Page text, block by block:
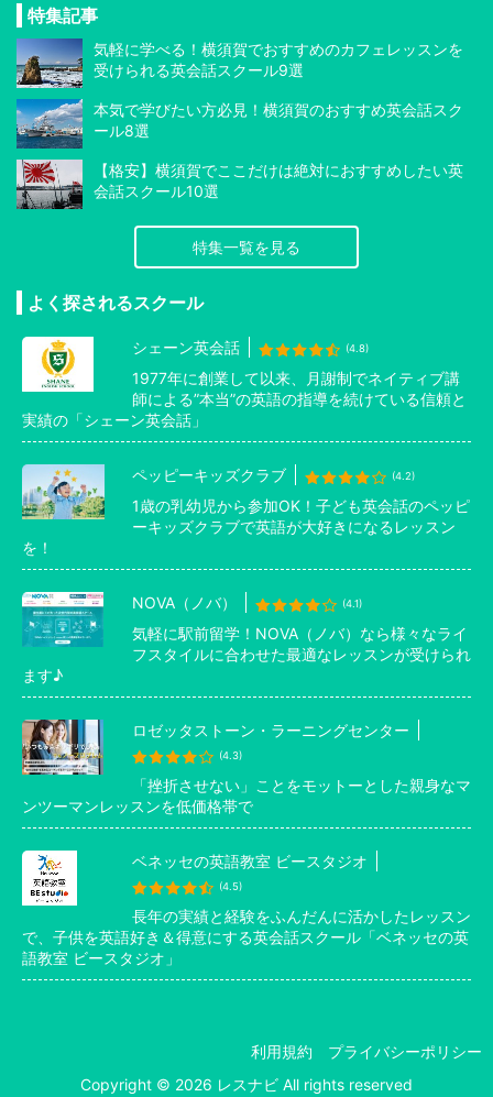
特集記事
気軽に学べる！横須賀でおすすめのカフェレッスンを
受けられる英会話スクール9選
本気で学びたい方必見！横須賀のおすすめ英会話スク
ール8選
【格安】横須賀でここだけは絶対におすすめしたい英
会話スクール10選
特集一覧を見る
よく探されるスクール
シェーン英会話 (4.8)
1977年に創業して以来、月謝制でネイティブ講
師による”本当”の英語の指導を続けている信頼と
実績の「シェーン英会話」
ペッピーキッズクラブ (4.2)
1歳の乳幼児から参加OK！子ども英会話のペッピ
ーキッズクラブで英語が大好きになるレッスン
を！
NOVA（ノバ） (4.1)
気軽に駅前留学！NOVA（ノバ）なら様々なライ
フスタイルに合わせた最適なレッスンが受けられ
ます♪
ロゼッタストーン・ラーニングセンター
(4.3)
「挫折させない」ことをモットーとした親身なマ
ンツーマンレッスンを低価格帯で
ベネッセの英語教室 ビースタジオ
(4.5)
長年の実績と経験をふんだんに活かしたレッスン
で、子供を英語好き＆得意にする英会話スクール「ベネッセの英
語教室 ビースタジオ」
利用規約
プライバシーポリシー
Copyright © 2026 レスナビ All rights reserved